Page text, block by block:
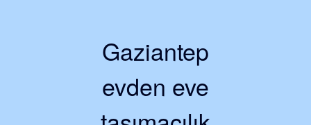
Gaziantep
evden eve